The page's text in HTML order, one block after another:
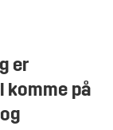
er
komme på